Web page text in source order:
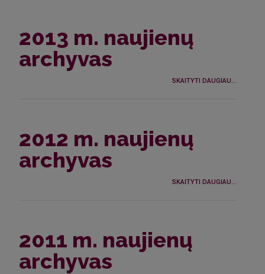
2013 m. naujienų
archyvas
SKAITYTI DAUGIAU...
2012 m. naujienų
archyvas
SKAITYTI DAUGIAU...
2011 m. naujienų
archyvas